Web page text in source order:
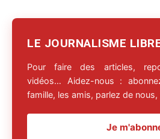
LE JOURNALISME
Pour faire des articles,
vidéos… Aidez-nous :
famille, les amis, parlez de
Je